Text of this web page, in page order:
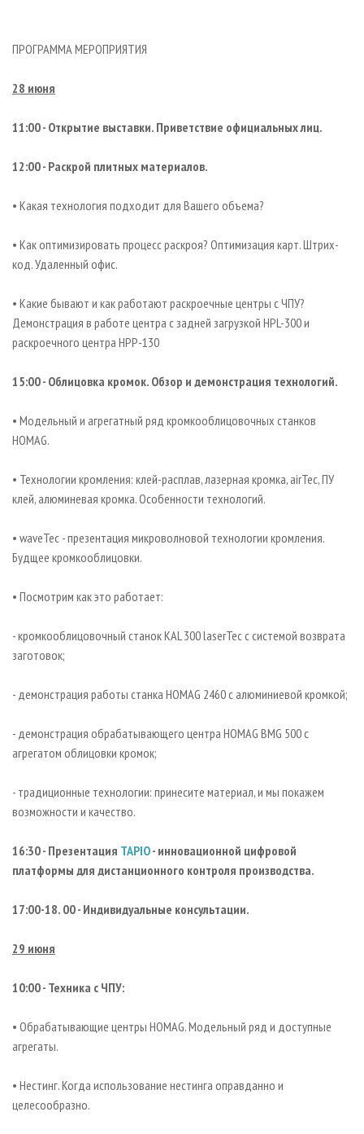
ПРОГРАММА МЕРОПРИЯТИЯ
28 июня
11:00 - Открытие выставки. Приветствие официальных лиц.
12:00 - Раскрой плитных материалов.
• Какая технология подходит для Вашего объема?
• Как оптимизировать процесс раскроя? Оптимизация карт. Штрих-
код. Удаленный офис.
• Какие бывают и как работают раскроечные центры с ЧПУ?
Демонстрация в работе центра с задней загрузкой HPL-300 и
раскроечного центра HPP-130
15:00 - Облицовка кромок. Обзор и демонстрация технологий.
• Модельный и агрегатный ряд кромкооблицовочных станков
HOMAG.
• Технологии кромления: клей-расплав, лазерная кромка, airTec, ПУ
клей, алюминевая кромка. Особенности технологий.
• waveTec - презентация микроволновой технологии кромления.
Будщее кромкооблицовки.
• Посмотрим как это работает:
- кромкооблицовочный станок KAL 300 laserTec с системой возврата
заготовок;
- демонстрация работы станка HOMAG 2460 с алюминиевой кромкой;
- демонстрация обрабатывающего центра HOMAG BMG 500 с
агрегатом облицовки кромок;
- традиционные технологии: принесите материал, и мы покажем
возможности и качество.
16:30 - Презентация TAPIO- инновационной цифровой
платформы для дистанционного контроля производства.
17:00-18. 00 - Индивидуальные консультации.
29 июня
10:00 - Техника с ЧПУ:
• Обрабатывающие центры HOMAG. Модельный ряд и доступные
агрегаты.
• Нестинг. Когда использование нестинга оправданно и
целесообразно.